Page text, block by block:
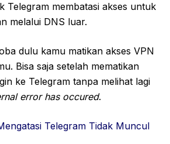
Telegram membatasi akses untuk
melalui DNS luar.
dulu kamu matikan akses VPN
Bisa saja setelah mematikan
ke Telegram tanpa melihat lagi
error has occured.
Telegram Tidak Muncul